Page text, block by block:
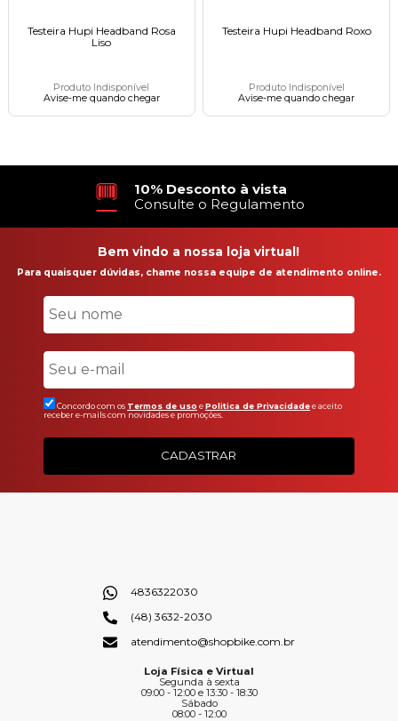
Testeira Hupi Headband Rosa
Lisoㅤㅤㅤㅤㅤㅤㅤㅤㅤㅤㅤㅤㅤㅤㅤㅤㅤㅤㅤㅤㅤㅤㅤ
Produto Indisponível
Avise-me quando chegar
Testeira Hupi Headband Roxoㅤㅤㅤㅤㅤㅤㅤㅤㅤㅤㅤㅤㅤㅤㅤㅤㅤㅤㅤㅤㅤㅤㅤ
Produto Indisponível
Avise-me quando chegar
10% Desconto à vista
Consulte o Regulamento
Bem vindo a nossa loja virtual!
Para quaisquer dúvidas, chame nossa equipe de atendimento online.
Concordo com os Termos de uso ePolitica de Privacidadee aceito
receber e-mails com novidades e promoções.
CADASTRAR
4836322030
(48) 3632-2030
atendimento@shopbike.com.br
Loja Física e Virtual
Segunda à sexta
09:00 - 12:00 e 13:30 - 18:30
Sábado
08:00 - 12:00